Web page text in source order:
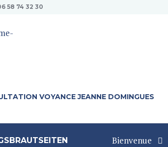
58 74 32 30
VOYANCE JEANNE DOMINGUES
Bienvenue